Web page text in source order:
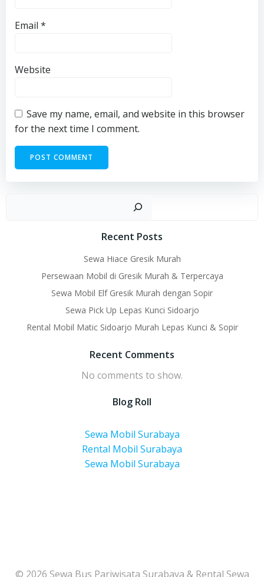
Email *
Website
Save my name, email, and website in this browser
for the next time I comment.
Recent Posts
Sewa Hiace Gresik Murah
Persewaan Mobil di Gresik Murah & Terpercaya
Sewa Mobil Elf Gresik Murah dengan Sopir
Sewa Pick Up Lepas Kunci Sidoarjo
Rental Mobil Matic Sidoarjo Murah Lepas Kunci & Sopir
Recent Comments
No comments to show.
Blog Roll
Sewa Mobil Surabaya
Rental Mobil Surabaya
Sewa Mobil Surabaya
© 2026 Sewa Bus Pariwisata Surabaya & Rental Sewa